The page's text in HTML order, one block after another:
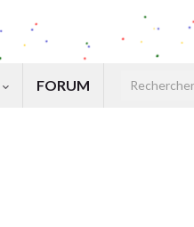
FORUM Search for: